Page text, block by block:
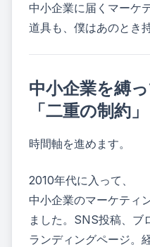
中小企業に届くマーケ
道具も、僕はあのとき
中小企業を縛
「二重の制約
時間軸を進めます。
2010年代に入って、
中小企業のマーケティ
ました。SNS投稿、ブ
ランディングページ。